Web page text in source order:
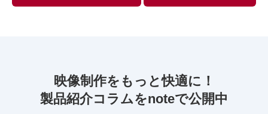
映像制作をもっと快適に！
製品紹介コラムをnoteで公開中